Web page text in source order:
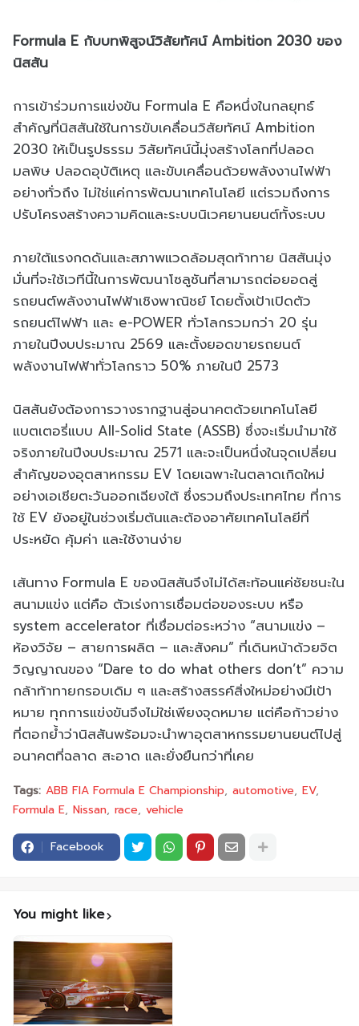
Formula E กับบทพิสูจน์วิสัยทัศน์ Ambition 2030 ของ
นิสสัน
การเข้าร่วมการแข่งขัน Formula E คือหนึ่งในกลยุทธ์
สำคัญที่นิสสันใช้ในการขับเคลื่อนวิสัยทัศน์ Ambition
2030 ให้เป็นรูปธรรม วิสัยทัศน์นี้มุ่งสร้างโลกที่ปลอด
มลพิษ ปลอดอุบัติเหตุ และขับเคลื่อนด้วยพลังงานไฟฟ้า
อย่างทั่วถึง ไม่ใช่แค่การพัฒนาเทคโนโลยี แต่รวมถึงการ
ปรับโครงสร้างความคิดและระบบนิเวศยานยนต์ทั้งระบบ
ภายใต้แรงกดดันและสภาพแวดล้อมสุดท้าทาย นิสสันมุ่ง
มั่นที่จะใช้เวทีนี้ในการพัฒนาโซลูชันที่สามารถต่อยอดสู่
รถยนต์พลังงานไฟฟ้าเชิงพาณิชย์ โดยตั้งเป้าเปิดตัว
รถยนต์ไฟฟ้า และ e-POWER ทั่วโลกรวมกว่า 20 รุ่น
ภายในปีงบประมาณ 2569 และตั้งยอดขายรถยนต์
พลังงานไฟฟ้าทั่วโลกราว 50% ภายในปี 2573
นิสสันยังต้องการวางรากฐานสู่อนาคตด้วยเทคโนโลยี
แบตเตอรี่แบบ All-Solid State (ASSB) ซึ่งจะเริ่มนำมาใช้
จริงภายในปีงบประมาณ 2571 และจะเป็นหนึ่งในจุดเปลี่ยน
สำคัญของอุตสาหกรรม EV โดยเฉพาะในตลาดเกิดใหม่
อย่างเอเชียตะวันออกเฉียงใต้ ซึ่งรวมถึงประเทศไทย ที่การ
ใช้ EV ยังอยู่ในช่วงเริ่มต้นและต้องอาศัยเทคโนโลยีที่
ประหยัด คุ้มค่า และใช้งานง่าย
เส้นทาง Formula E ของนิสสันจึงไม่ได้สะท้อนแค่ชัยชนะใน
สนามแข่ง แต่คือ ตัวเร่งการเชื่อมต่อของระบบ หรือ
system accelerator ที่เชื่อมต่อระหว่าง “สนามแข่ง –
ห้องวิจัย – สายการผลิต – และสังคม” ที่เดินหน้าด้วยจิต
วิญญาณของ “Dare to do what others don’t” ความ
กล้าท้าทายกรอบเดิม ๆ และสร้างสรรค์สิ่งใหม่อย่างมีเป้า
หมาย ทุกการแข่งขันจึงไม่ใช่เพียงจุดหมาย แต่คือก้าวย่าง
ที่ตอกย้ำว่านิสสันพร้อมจะนำพาอุตสาหกรรมยานยนต์ไปสู่
อนาคตที่ฉลาด สะอาด และยั่งยืนกว่าที่เคย
Tags: ABB FIA Formula E Championship automotive EV
Formula E Nissan race vehicle
Facebook
You might like